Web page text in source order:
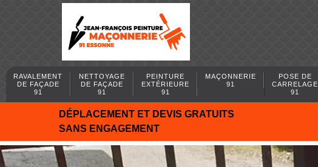
RAVALEMENT
DE FAÇADE
91
NETTOYAGE
DE FAÇADE
91
PEINTURE
EXTÉRIEURE
91
MAÇONNERIE
91
POSE DE
CARRELAGE
91
DÉPLACEMENT ET DEVIS GRATUITS
SANS ENGAGEMENT